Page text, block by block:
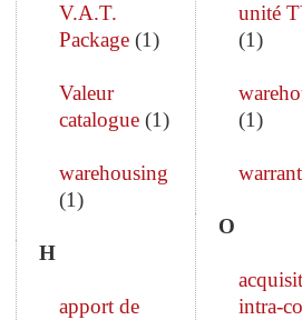
V.A.T.
Package(1)
Valeur
catalogue(1)
warehousing
(1)
H
apport de
unité
(1)
(1)
warrant
O
intra-